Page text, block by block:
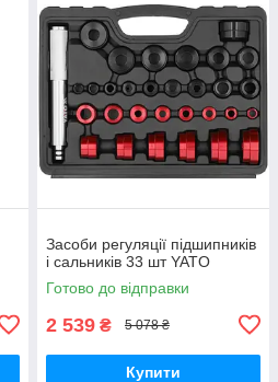
Засоби регуляції підшипників
і сальників 33 шт YATO
Готово до відправки
2 539 ₴ 5 078 ₴
Купити